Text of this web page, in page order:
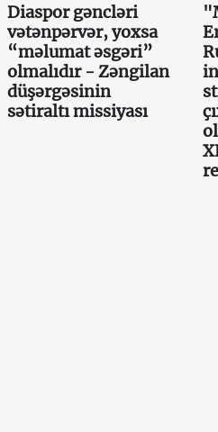
Diaspor gəncləri
vətənpərvər, yoxsa
“məlumat əsgəri”
olmalıdır - Zəngilan
düşərgəsinin
sətiraltı missiyası